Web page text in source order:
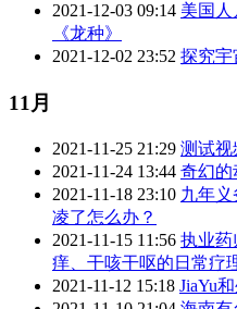
2021-12-03 09:14 美国
《龙种》
2021-12-02 23:52 探究宇
11月
2021-11-25 21:29 测试视
2021-11-24 13:44 奇幻的
2021-11-18 23:10 九年
凌了怎么办？
2021-11-15 11:56 执业药
痒、干咳干呕的日常疗
2021-11-12 15:18 JiaYu